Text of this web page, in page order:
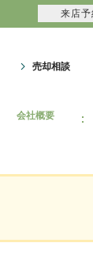
売却相談
会社概要
来店予